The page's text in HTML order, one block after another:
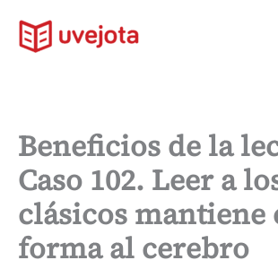
contenido
Beneficios de la
Caso 102. Leer a
clásicos mantiene
forma al cerebro